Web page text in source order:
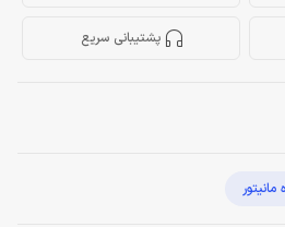
پشتیبانی سریع
مانیتور